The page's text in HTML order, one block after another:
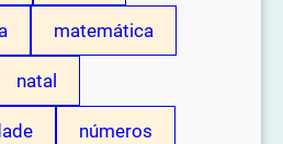
matemática
natal
números